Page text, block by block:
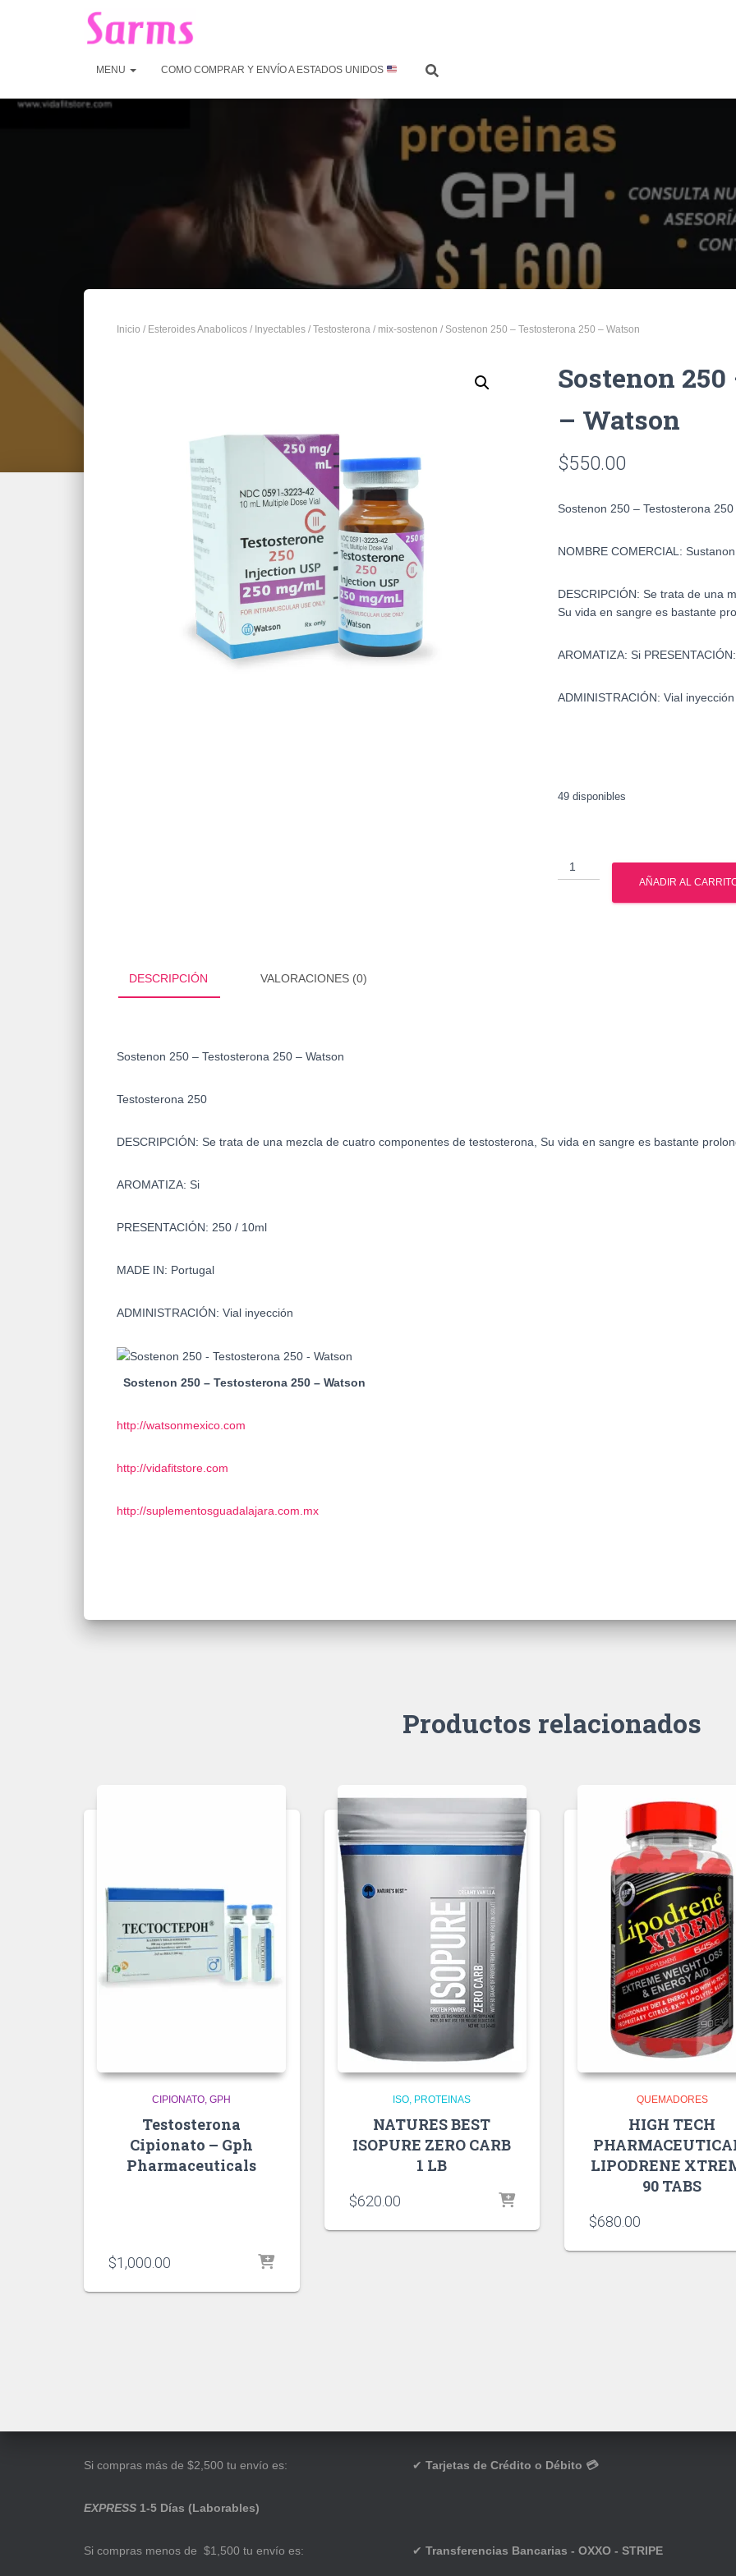
MENU COMO COMPRAR Y ENVÍO A ESTADOS UNIDOS
Inicio / Esteroides Anabolicos / Inyectables / Testosterona / mix-sostenon / Sostenon 250 – Testosterona 250 – Watson
Sostenon
– Watson
$550.00
Sostenon 250 – Testosterona
NOMBRE COMERCIAL :
DESCRIPCIÓN: Se trata de una
Su vida en sangre es bastante
AROMATIZA: Si
ADMINISTRACIÓN: Vial inyección
49 disponibles
Sostenon
250
AÑADIR AL
DESCRIPCIÓN VALORACIONES (0)
Sostenon 250 – Testosterona 250 – Watson
Testosterona 250
DESCRIPCIÓN: Se trata de una mezcla de cuatro componentes de testosterona, Su vida en sangre es bastante
AROMATIZA: Si
PRESENTACIÓN: 250 / 10ml
MADE IN: Portugal
ADMINISTRACIÓN: Vial inyección
Sostenon 250 – Testosterona 250 – Watson
http://watsonmexico.com
http://vidafitstore.com
http://suplementosguadalajara.com.mx
Productos relacionados
CIPIONATO GPH
Testosterona
Cipionato – Gph
Pharmaceuticals
$1,000.00
ISO PROTEINAS
NATURES BEST
ISOPURE ZERO CARB
1 LB
$620.00
QUEMADORES
HIGH TECH
LIPODRENE
90 TABS
$680.00
Si compras más de $2,500 tu envío es:
EXPRESS 1-5 Días (Laborables)
Si compras menos de $1,500 tu envío es:
✔ Tarjetas de Crédito o Débito 💳
✔ Transferencias Bancarias - OXXO - STRIPE